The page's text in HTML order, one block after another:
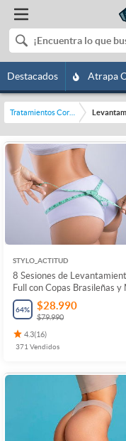
Destacados Atrapa
Tratamientos Corporales
STYLO_ACTITUD
8 Sesiones de
Full con Copas Brasileñas y
64% $28.990
$79.990
4.3(16)
371 Vendidos